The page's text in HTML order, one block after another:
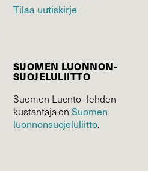
Tilaa uutiskirje
SUOMEN LUONNON­
SUOJELU­LIITTO
Suomen Luonto -lehden
kustantaja onSuomen
luonnonsuojelu­liitto.